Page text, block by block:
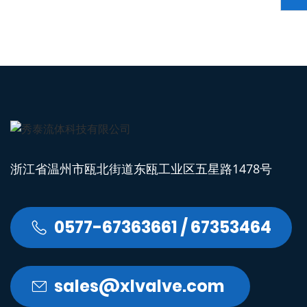
浙江省温州市瓯北街道东瓯工业区五星路1478号
 0577-67363661 / 67353464
 sales@xlvalve.com